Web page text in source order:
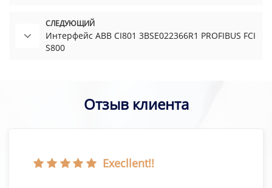
СЛЕДУЮЩИЙ
Интерфейс ABB CI801 3BSE022366R1 PROFIBUS FCI
S800
Отзыв клиента
Execllent!!